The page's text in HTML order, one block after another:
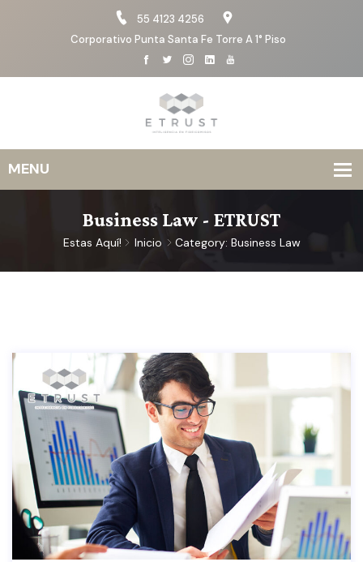
55 4123 4256
Corporativo Punta Santa Fe Torre A 1° Piso
Business Law - ETRUST
Estas Aquí! Inicio Category: Business Law